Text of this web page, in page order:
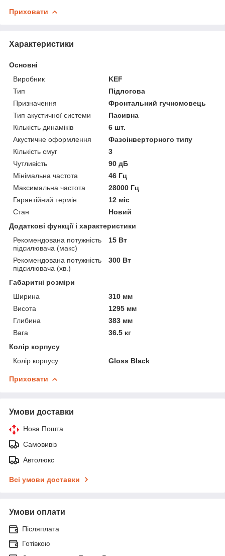
Приховати
Характеристики
Основні
Виробник
KEF
Тип
Підлогова
Призначення
Фронтальний гучномовець
Тип акустичної системи
Пасивна
Кількість динаміків
6 шт.
Акустичне оформлення
Фазоінверторного типу
Кількість смуг
3
Чутливість
90 дБ
Мінімальна частота
46 Гц
Максимальна частота
28000 Гц
Гарантійний термін
12 міс
Стан
Новий
Додаткові функції і характеристики
Рекомендована потужність
підсилювача (макс)
15 Вт
Рекомендована потужність
підсилювача (хв.)
300 Вт
Габаритні розміри
Ширина
310 мм
Висота
1295 мм
Глибина
383 мм
Вага
36.5 кг
Колір корпусу
Колір корпусу
Gloss Black
Приховати
Умови доставки
Нова Пошта
Самовивіз
Автолюкс
Всі умови доставки
Умови оплати
Післяплата
Готівкою